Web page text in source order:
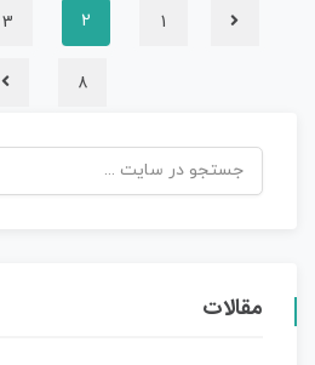
1
2
3
8
مقالات